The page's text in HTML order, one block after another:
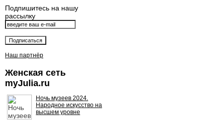
Подпишитесь на нашу
рассылку
Наш партнёр
Женская сеть
myJulia.ru
Ночь музеев 2024.
Народное искусство на
высшем уровне